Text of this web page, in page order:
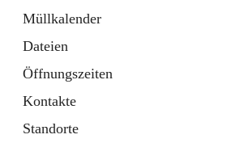
Müllkalender
Dateien
Öffnungszeiten
Kontakte
Standorte